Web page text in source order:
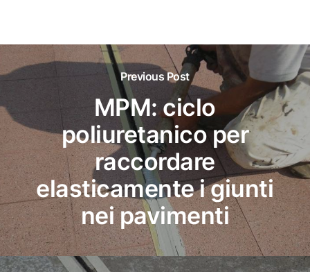
Previous Post
MPM: ciclo
poliuretanico per
raccordare
elasticamente i giunti
nei pavimenti